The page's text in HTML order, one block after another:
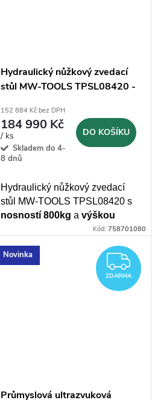
Hydraulický nůžkový zvedací
stůl MW-TOOLS TPSL08420 -
152 884 Kč bez DPH
184 990 Kč
/ ks
Skladem do 4-
8 dnů
DO KOŠÍKU
Hydraulický nůžkový zvedací
stůl MW-TOOLS TPSL08420 s
nosností 800kg a výškou
s ložnou
Kód:758701080
Novinka
ZDARMA
Průmyslová ultrazvuková